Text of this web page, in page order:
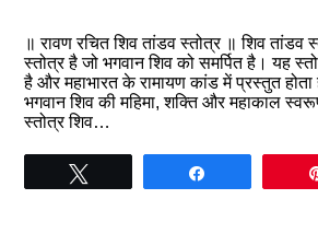
॥ रावण रचित शिव तांडव स्तोत्र ॥ शिव तांडव
स्तोत्र है जो भगवान शिव को समर्पित है। यह
है और महाभारत के रामायण कांड में प्रस्तुत
भगवान शिव की महिमा, शक्ति और महाकाल
स्तोत्र शिव…